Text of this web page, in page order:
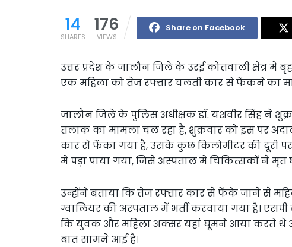
14
SHARES
176
VIEWS
Share on Facebook
उत्तर प्रदेश के जालौन जिले के उरई कोतवाली क्षेत्र
एक महिला को तेज रफ्तार चलती कार से फेंकने का
जालौन जिले के पुलिस अधीक्षक डॉ. यशवीर सिंह ने
तलाक का मामला चल रहा है, शुक्रवार को इस पर
कार से फेंका गया है, उसके कुछ किलोमीटर की दूरी
में पड़ा पाया गया, जिसे अस्पताल में चिकित्सकों ने मृत
उन्होंने बताया कि तेज रफ्तार कार से फेंके जाने से
ग्वालियर की अस्पताल में भर्ती करवाया गया है।
कि युवक और महिला अक्सर यहां घूमने आया करते थे
बात सामने आई है।